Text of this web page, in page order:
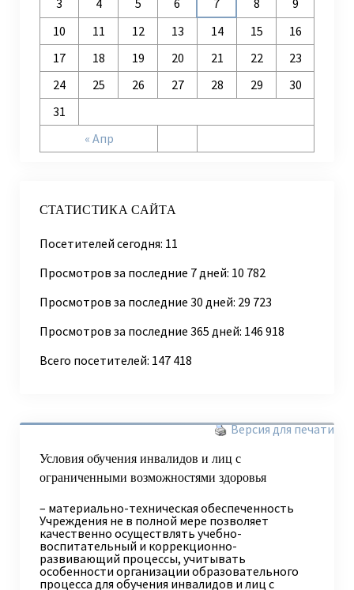
« Апр
10
11 12 13 14 15
16
17
18 19 20 21 22
23
24
25 26 27 28 29
30
31
СТАТИСТИКА САЙТА
Посетителей сегодня: 11
Просмотров за последние 7 дней: 10 782
Просмотров за последние 30 дней: 29 723
Просмотров за последние 365 дней: 146 918
Всего посетителей: 147 418
Версия для печати
Условия обучения инвалидов и лиц с
ограниченными возможностями здоровья
– материально-техническая обеспеченность
Учреждения не в полной мере позволяет
качественно осуществлять учебно-
воспитательный и коррекционно-
развивающий процессы, учитывать
особенности организации образовательного
процесса для обучения инвалидов и лиц с